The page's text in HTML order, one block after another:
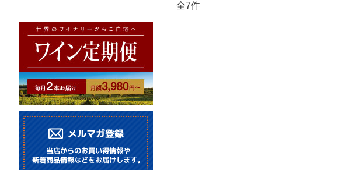
全7件